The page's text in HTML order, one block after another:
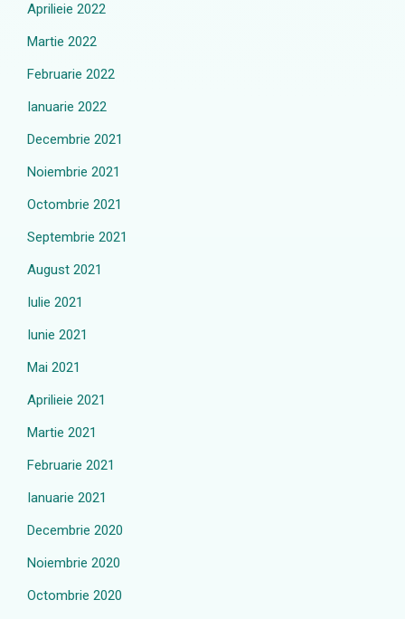
Aprilieie 2022
Martie 2022
Februarie 2022
Ianuarie 2022
Decembrie 2021
Noiembrie 2021
Octombrie 2021
Septembrie 2021
August 2021
Iulie 2021
Iunie 2021
Mai 2021
Aprilieie 2021
Martie 2021
Februarie 2021
Ianuarie 2021
Decembrie 2020
Noiembrie 2020
Octombrie 2020